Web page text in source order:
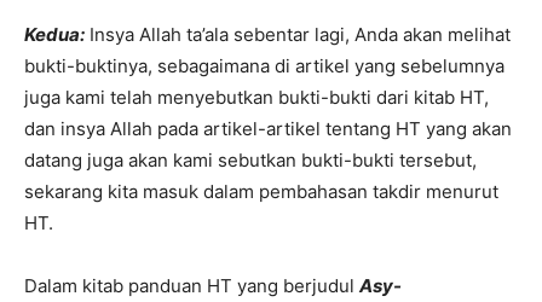
Kedua: Insya Allah ta’ala sebentar lagi, Anda akan melihat
bukti-buktinya, sebagaimana di artikel yang sebelumnya
juga kami telah menyebutkan bukti-bukti dari kitab HT,
dan insya Allah pada artikel-artikel tentang HT yang akan
datang juga akan kami sebutkan bukti-bukti tersebut,
sekarang kita masuk dalam pembahasan takdir menurut
HT.
Dalam kitab panduan HT yang berjudul Asy-